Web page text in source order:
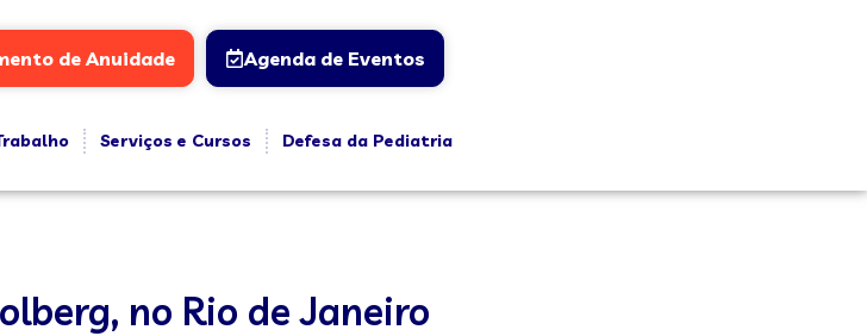
de Anuidade Agenda de Eventos
Serviços e Cursos
Defesa da Pediatria
no Rio de Janeiro